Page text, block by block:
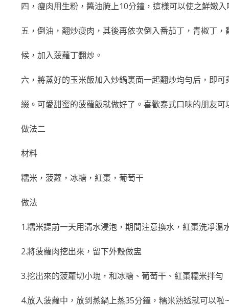
四，瘦肉用生粉，醬油腌上10分鐘，這樣可以使之鮮嫩入
五，倒油，翻炒瘦肉，其後再依次倒入番茄丁，青椒丁
候，加入菠蘿丁翻炒。
六，將蒸好的玉米飯加入炒鍋裏面一起翻炒均勻后，即
綴。可愛甜蜜的菠蘿飯就做好了。喜歡泰式口味的朋友
做法二
材料
糯米，菠蘿，冰糖，紅棗，葡萄干
做法
1.糯米提前一天用清水浸泡，期間注意換水，紅棗洗凈溫
2.將菠蘿肉挖出來，留下外殼做盅
3.挖出來的菠蘿切小塊，和冰糖、葡萄干、紅棗糯米拌勻
4.放入菠蘿中，放到蒸鍋上蒸35分鐘，糯米熟透就可以啦~